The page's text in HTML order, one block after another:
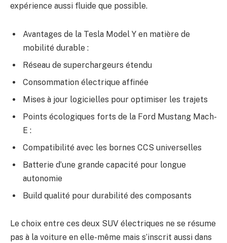
expérience aussi fluide que possible.
Avantages de la Tesla Model Y en matière de
mobilité durable :
Réseau de superchargeurs étendu
Consommation électrique affinée
Mises à jour logicielles pour optimiser les trajets
Points écologiques forts de la Ford Mustang Mach-
E :
Compatibilité avec les bornes CCS universelles
Batterie d’une grande capacité pour longue
autonomie
Build qualité pour durabilité des composants
Le choix entre ces deux SUV électriques ne se résume
pas à la voiture en elle-même mais s’inscrit aussi dans